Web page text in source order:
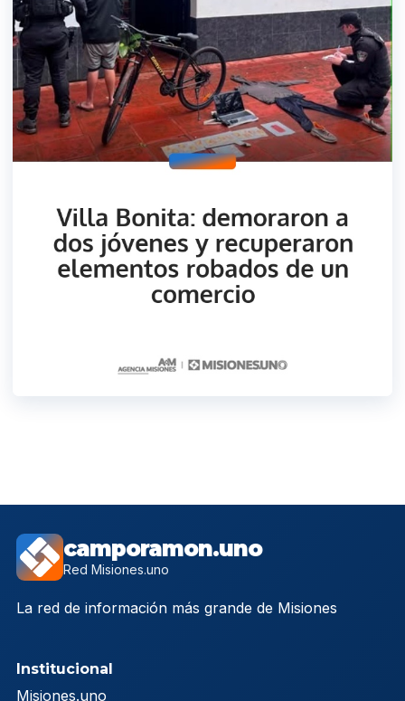
camporamon.uno
Red Misiones.uno
La red de información más grande de Misiones
Institucional
Misiones.uno